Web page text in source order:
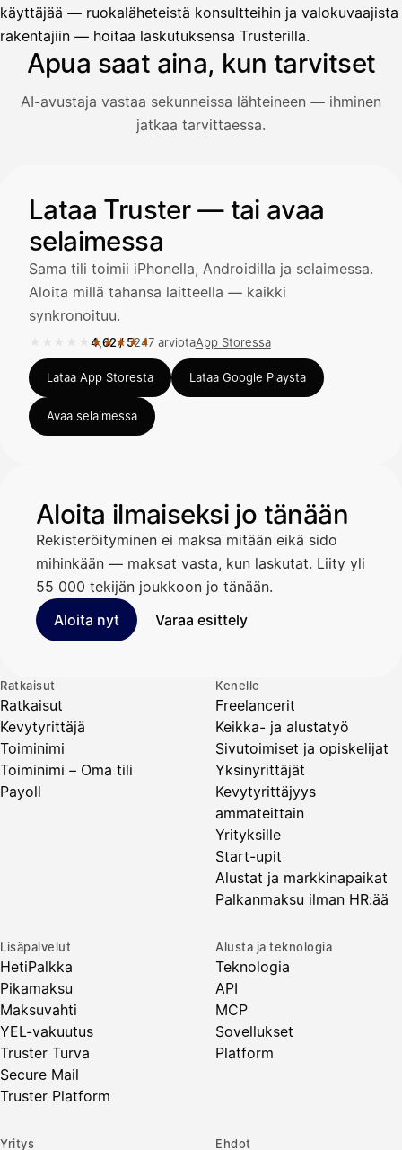
käyttäjää — ruokaläheteistä konsultteihin ja valokuvaajista
rakentajiin — hoitaa laskutuksensa Trusterilla.
Apua saat aina, kun tarvitset
AI-avustaja vastaa sekunneissa lähteineen — ihminen
jatkaa tarvittaessa.
Hei! Miten voin auttaa?
Avaa Kuitit-välilehti ja valitse
Kirjoita viesti…
Lataa Truster — tai avaa
selaimessa
Sama tili toimii iPhonella, Androidilla ja selaimessa.
Aloita millä tahansa laitteella — kaikki
synkronoituu.
★★★★★
Arvosana 4,62 / 5 App Storessa, 247 arviota.
4,62/5247 arviotaApp Storessa
Lataa App Storesta Lataa Google Playsta
Avaa selaimessa
Aloita ilmaiseksi jo tänään
Rekisteröityminen ei maksa mitään eikä sido
mihinkään — maksat vasta, kun laskutat. Liity yli
55 000 tekijän joukkoon jo tänään.
Aloita nyt
Varaa esittely
Ratkaisut
Ratkaisut
Kevytyrittäjä
Toiminimi
Toiminimi – Oma tili
Payoll
Kenelle
Freelancerit
Keikka- ja alustatyö
Sivutoimiset ja opiskelijat
Yksinyrittäjät
Kevytyrittäjyys
ammateittain
Yrityksille
Start-upit
Alustat ja markkinapaikat
Palkanmaksu ilman HR:ää
Lisäpalvelut
HetiPalkka
Pikamaksu
Maksuvahti
YEL-vakuutus
Truster Turva
Secure Mail
Truster Platform
Alusta ja teknologia
Teknologia
API
MCP
Sovellukset
Platform
Yritys Ehdot